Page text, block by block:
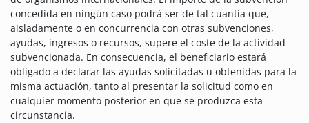
concedida en ningún caso podrá ser de tal cuantía que,
aisladamente o en concurrencia con otras subvenciones,
ayudas, ingresos o recursos, supere el coste de la actividad
subvencionada. En consecuencia, el beneficiario estará
obligado a declarar las ayudas solicitadas u obtenidas para la
misma actuación, tanto al presentar la solicitud como en
cualquier momento posterior en que se produzca esta
circunstancia.